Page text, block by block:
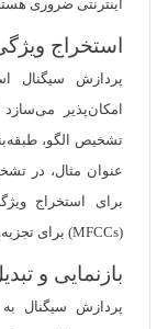
اینترنتی ضروری
استخراج
پردازش سیگنال
امکان‌پذیر
تشخیص الگو،
عنوان مثال، در
برای استخراج
(MFCCs) برای تجزیه‌وتحلیل و طبقه‌بندی بعدی استفاده شود.
بازنمایی و
پردازش سیگنال